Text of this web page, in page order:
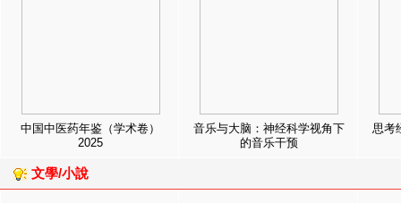
中国中医药年鉴（学术卷）
2025
音乐与大脑：神经科学视角下
的音乐干预
思考
文學/小說